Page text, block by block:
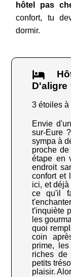
hôtel pas
confort, tu
dormir.
3 étoiles à
Envie
sur-Eure
sympa à
proche
étape en
endroit
confort et
ici, et
ce qu'il
t'inquiète
les
quoi
coin
prime,
riches de
petits
plaisir.